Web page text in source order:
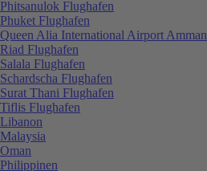
Phitsanulok Flughafen
Phuket Flughafen
Queen Alia International Airport Amman
Riad Flughafen
Salala Flughafen
Schardscha Flughafen
Surat Thani Flughafen
Tiflis Flughafen
Libanon
Malaysia
Oman
Philippinen